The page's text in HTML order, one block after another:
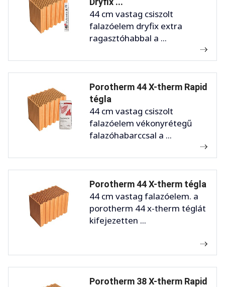
44 cm vastag csiszolt
falazóelem dryfix extra
ragasztóhabbal a ...
Porotherm 44 X-therm Rapid
tégla
44 cm vastag csiszolt
falazóelem vékonyrétegű
falazóhabarccsal a ...
Porotherm 44 X-therm tégla
44 cm vastag falazóelem. a
porotherm 44 x-therm téglát
kifejezetten ...
Porotherm 38 X-therm Rapid